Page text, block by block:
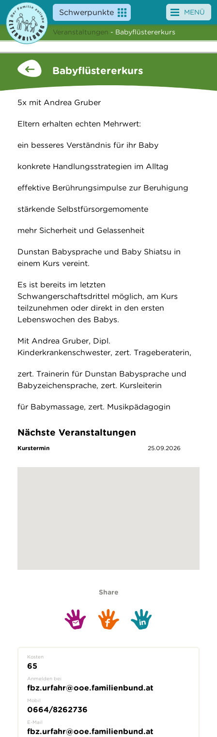
Schwerpunkte
Angebote
Veranstaltungen
Service
Über uns
MENÜ
Veranstaltungen - Babyflüstererkurs
Babyflüstererkurs
5x mit Andrea Gruber
Eltern erhalten echten Mehrwert:
ein besseres Verständnis für ihr Baby
konkrete Handlungsstrategien im Alltag
effektive Berührungsimpulse zur Beruhigung
stärkende Selbstfürsorgemomente
mehr Sicherheit und Gelassenheit
Dunstan Babysprache und Baby Shiatsu in
einem Kurs vereint.
Es ist bereits im letzten
Schwangerschaftsdrittel möglich, am Kurs
teilzunehmen oder direkt in den ersten
Lebenswochen des Babys.
Mit Andrea Gruber, Dipl.
Kinderkrankenschwester, zert. Trageberaterin,
zert. Trainerin für Dunstan Babysprache und
Babyzeichensprache, zert. Kursleiterin
für Babymassage, zert. Musikpädagogin
Nächste Veranstaltungen
Kurstermin 25.09.2026
Share
Kosten
65
Anmelden bei
fbz.urfahr@ooe.familienbund.at
Mobil
0664/8262736
E-Mail
fbz.urfahr@ooe.familienbund.at